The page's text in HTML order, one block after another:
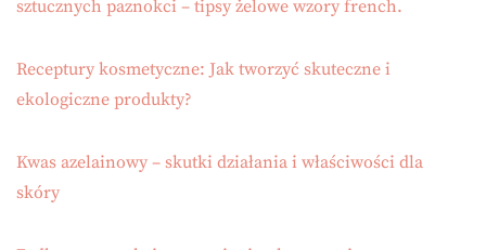
sztucznych paznokci – tipsy żelowe wzory french.
Receptury kosmetyczne: Jak tworzyć skuteczne i
ekologiczne produkty?
Kwas azelainowy – skutki działania i właściwości dla
skóry